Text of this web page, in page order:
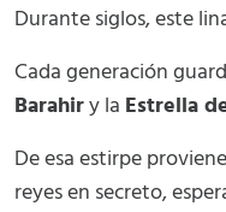
Durante siglos, este
Cada generación
Barahiry la Estrella
De esa estirpe
reyes en secreto,